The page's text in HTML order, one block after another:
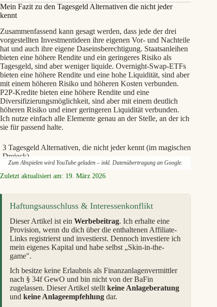
Mein Fazit zu den Tagesgeld Alternativen die nicht jeder
kennt
Zusammenfassend kann gesagt werden, dass jede der drei
vorgestellten Investmentideen ihre eigenen Vor- und Nachteile
hat und auch ihre eigene Daseinsberechtigung. Staatsanleihen
bieten eine höhere Rendite und ein geringeres Risiko als
Tagesgeld, sind aber weniger liquide. Overnight-Swap-ETFs
bieten eine höhere Rendite und eine hohe Liquidität, sind aber
mit einem höheren Risiko und höheren Kosten verbunden.
P2P-Kredite bieten eine höhere Rendite und eine
Diversifizierungsmöglichkeit, sind aber mit einem deutlich
höheren Risiko und einer geringeren Liquidität verbunden.
Ich nutze einfach alle Elemente genau an der Stelle, an der ich
sie für passend halte.
3 Tagesgeld Alternativen, die nicht jeder kennt (im magischen
Dreieck)
Zum Abspielen wird YouTube geladen – inkl. Datenübertragung an Google.
Zuletzt aktualisiert am: 19. März 2026
Haftungsausschluss & Interessenkonflikt
Dieser Artikel ist ein Werbebeitrag. Ich erhalte eine
Provision, wenn du dich über die enthaltenen Affiliate-
Links registrierst und investierst. Dennoch investiere ich
mein eigenes Kapital und habe selbst „Skin-in-the-
game".
Ich besitze keine Erlaubnis als Finanzanlagenvermittler
nach § 34f GewO und bin nicht von der BaFin
zugelassen. Dieser Artikel stellt keine Anlageberatung
und keine Anlageempfehlung dar.